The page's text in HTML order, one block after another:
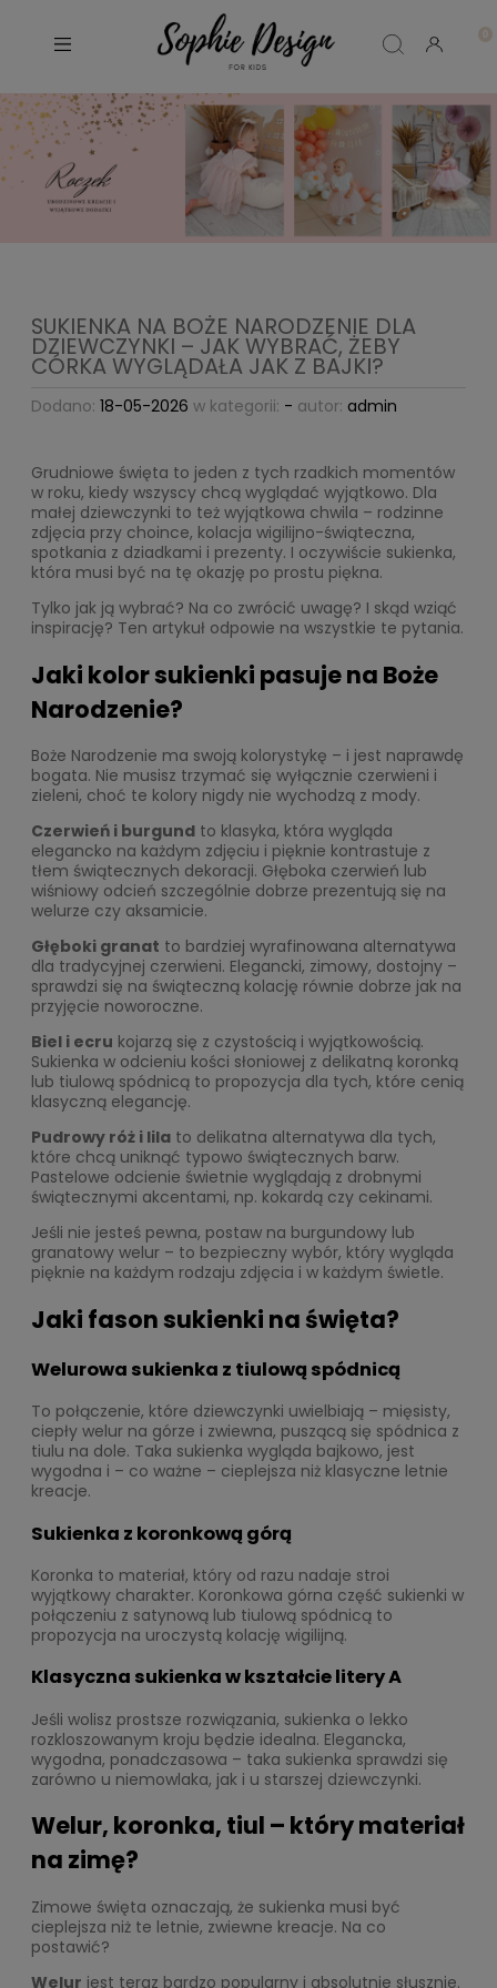
SUKIENKA NA BOŻE NARODZENIE DLA
DZIEWCZYNKI – JAK WYBRAĆ, ŻEBY
CÓRKA WYGLĄDAŁA JAK Z BAJKI?
Dodano: 18-05-2026 w kategorii: - autor: admin
Grudniowe święta to jeden z tych rzadkich momentów
w roku, kiedy wszyscy chcą wyglądać wyjątkowo. Dla
małej dziewczynki to też wyjątkowa chwila – rodzinne
zdjęcia przy choince, kolacja wigilijno-świąteczna,
spotkania z dziadkami i prezenty. I oczywiście sukienka,
która musi być na tę okazję po prostu piękna.
Tylko jak ją wybrać? Na co zwrócić uwagę? I skąd wziąć
inspirację? Ten artykuł odpowie na wszystkie te pytania.
Jaki kolor sukienki pasuje na Boże
Narodzenie?
Boże Narodzenie ma swoją kolorystykę – i jest naprawdę
bogata. Nie musisz trzymać się wyłącznie czerwieni i
zieleni, choć te kolory nigdy nie wychodzą z mody.
Czerwień i burgund to klasyka, która wygląda
elegancko na każdym zdjęciu i pięknie kontrastuje z
tłem świątecznych dekoracji. Głęboka czerwień lub
wiśniowy odcień szczególnie dobrze prezentują się na
welurze czy aksamicie.
Głęboki granat to bardziej wyrafinowana alternatywa
dla tradycyjnej czerwieni. Elegancki, zimowy, dostojny –
sprawdzi się na świąteczną kolację równie dobrze jak na
przyjęcie noworoczne.
Biel i ecru kojarzą się z czystością i wyjątkowością.
Sukienka w odcieniu kości słoniowej z delikatną koronką
lub tiulową spódnicą to propozycja dla tych, które cenią
klasyczną elegancję.
Pudrowy róż i lila to delikatna alternatywa dla tych,
które chcą uniknąć typowo świątecznych barw.
Pastelowe odcienie świetnie wyglądają z drobnymi
świątecznymi akcentami, np. kokardą czy cekinami.
Jeśli nie jesteś pewna, postaw na burgundowy lub
granatowy welur – to bezpieczny wybór, który wygląda
pięknie na każdym rodzaju zdjęcia i w każdym świetle.
Jaki fason sukienki na święta?
Welurowa sukienka z tiulową spódnicą
To połączenie, które dziewczynki uwielbiają – mięsisty,
ciepły welur na górze i zwiewna, puszącą się spódnica z
tiulu na dole. Taka sukienka wygląda bajkowo, jest
wygodna i – co ważne – cieplejsza niż klasyczne letnie
kreacje.
Sukienka z koronkową górą
Koronka to materiał, który od razu nadaje stroi
wyjątkowy charakter. Koronkowa górna część sukienki w
połączeniu z satynową lub tiulową spódnicą to
propozycja na uroczystą kolację wigilijną.
Klasyczna sukienka w kształcie litery A
Jeśli wolisz prostsze rozwiązania, sukienka o lekko
rozkloszowanym kroju będzie idealna. Elegancka,
wygodna, ponadczasowa – taka sukienka sprawdzi się
zarówno u niemowlaka, jak i u starszej dziewczynki.
Welur, koronka, tiul – który materiał
na zimę?
Zimowe święta oznaczają, że sukienka musi być
cieplejsza niż te letnie, zwiewne kreacje. Na co
postawić?
Welur jest teraz bardzo popularny i absolutnie słusznie.